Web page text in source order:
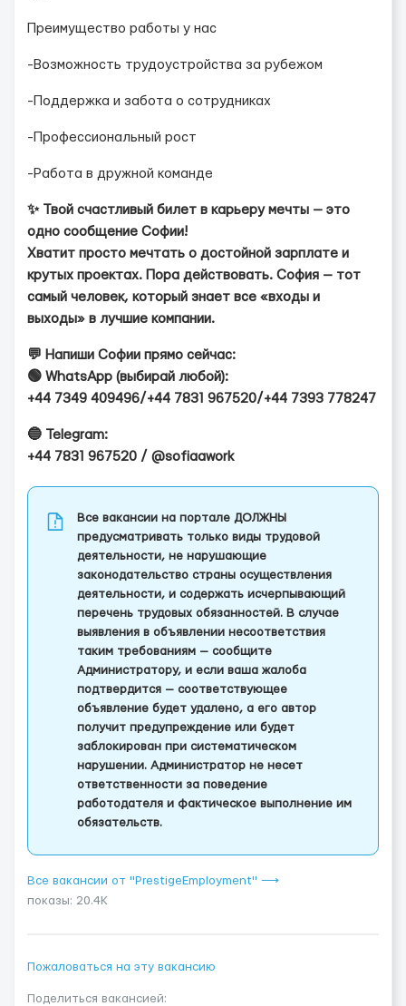
Преимущество работы у нас
-Возможность трудоустройства за рубежом
-Поддержка и забота о сотрудниках
-Профессиональный рост
-Работа в дружной команде
✨ Твой счастливый билет в карьеру мечты — это
одно сообщение Софии!
Хватит просто мечтать о достойной зарплате и
крутых проектах. Пора действовать. София — тот
самый человек, который знает все «входы и
выходы» в лучшие компании.
💬 Напиши Софии прямо сейчас:
🟢 WhatsApp (выбирай любой):
+44 7349 409496/+44 7831 967520/+44 7393 778247
🔵 Telegram:
+44 7831 967520 / @sofiaawork
Все вакансии на портале ДОЛЖНЫ
предусматривать только виды трудовой
деятельности, не нарушающие
законодательство страны осуществления
деятельности, и содержать исчерпывающий
перечень трудовых обязанностей. В случае
выявления в объявлении несоответствия
таким требованиям — сообщите
Администратору, и если ваша жалоба
подтвердится — соответствующее
объявление будет удалено, а его автор
получит предупреждение или будет
заблокирован при систематическом
нарушении. Администратор не несет
ответственности за поведение
работодателя и фактическое выполнение им
обязательств.
Все вакансии от "PrestigeEmployment" ⟶
показы: 20.4K
Пожаловаться на эту вакансию
Поделиться вакансией: